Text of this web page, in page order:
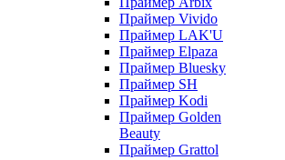
Праймер Vivido
Праймер LAK'U
Праймер Elpaza
Праймер Bluesky
Праймер SH
Праймер Kodi
Праймер Golden
Beauty
Праймер Grattol